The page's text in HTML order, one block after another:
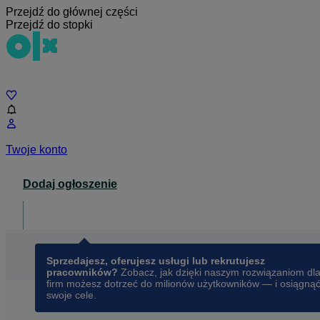
Przejdź do głównej części
Przejdź do stopki
Twoje konto
Dodaj ogłoszenie
Sprzedajesz, oferujesz usługi lub rekrutujesz
pracowników? Zobacz, jak dzięki naszym rozwiązaniom dla
firm możesz dotrzeć do milionów użytkowników — i osiągnąć
swoje cele.